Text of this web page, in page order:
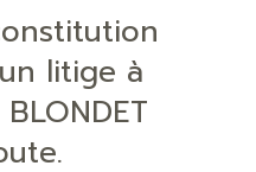
litige à